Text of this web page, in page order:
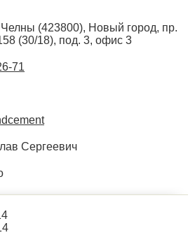
(423800), Новый город, пр.
(30/18), под. 3, офис 3
71
Сергеевич